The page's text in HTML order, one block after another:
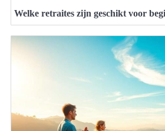
Welke retraites zijn geschikt voor